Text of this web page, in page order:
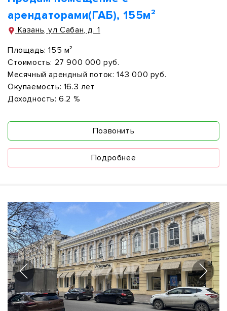
арендаторами(ГАБ), 155м²
Казань, ул Сабан, д. 1
Площадь: 155 м²
Стоимость: 27 900 000 руб.
Месячный арендный поток: 143 000 руб.
Окупаемость: 16.3 лет
Доходность: 6.2 %
Позвонить
Подробнее